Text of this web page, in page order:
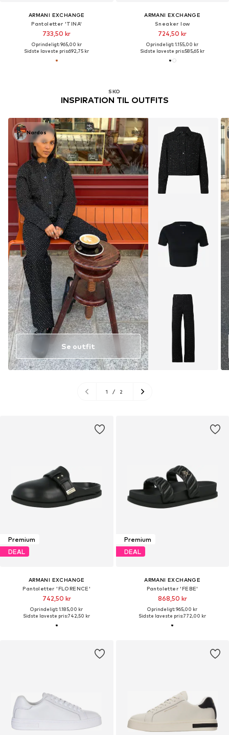
ARMANI EXCHANGE
Pantoletter 'TINA'
733,50 kr
Oprindeligt: 965,00 kr
Sidste laveste pris:692,75 kr
ARMANI EXCHANGE
Sneaker low
724,50 kr
Oprindeligt: 1.155,00 kr
Sidste laveste pris:585,65 kr
SKO
INSPIRATION TIL OUTFITS
Nardos
Se outfit
1 / 2
Premium
DEAL
ARMANI EXCHANGE
Pantoletter 'FLORENCE'
742,50 kr
Oprindeligt: 1.185,00 kr
Sidste laveste pris:742,50 kr
Premium
DEAL
ARMANI EXCHANGE
Pantoletter 'FEBE'
868,50 kr
Oprindeligt: 965,00 kr
Sidste laveste pris:772,00 kr